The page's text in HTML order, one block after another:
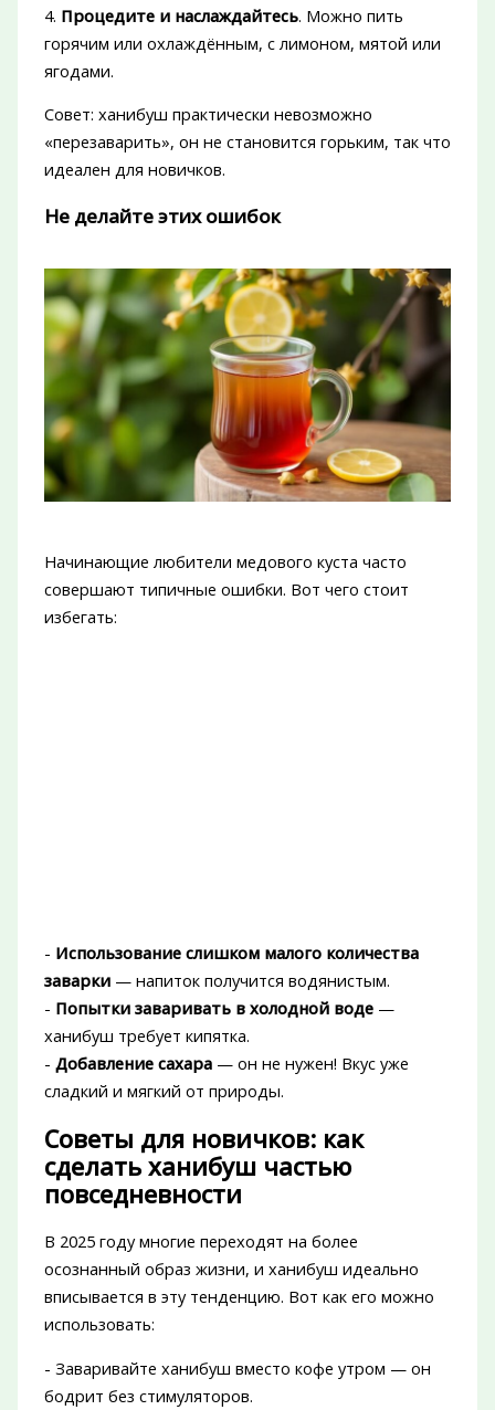
4. Процедите и наслаждайтесь. Можно пить
горячим или охлаждённым, с лимоном, мятой или
ягодами.
Совет: ханибуш практически невозможно
«перезаварить», он не становится горьким, так что
идеален для новичков.
Не делайте этих ошибок
Начинающие любители медового куста часто
совершают типичные ошибки. Вот чего стоит
избегать:
- Использование слишком малого количества
заварки— напиток получится водянистым.
- Попытки заваривать в холодной воде—
ханибуш требует кипятка.
- Добавление сахара— он не нужен! Вкус уже
сладкий и мягкий от природы.
Советы для новичков: как
сделать ханибуш частью
повседневности
В 2025 году многие переходят на более
осознанный образ жизни, и ханибуш идеально
вписывается в эту тенденцию. Вот как его можно
использовать:
- Заваривайте ханибуш вместо кофе утром — он
бодрит без стимуляторов.